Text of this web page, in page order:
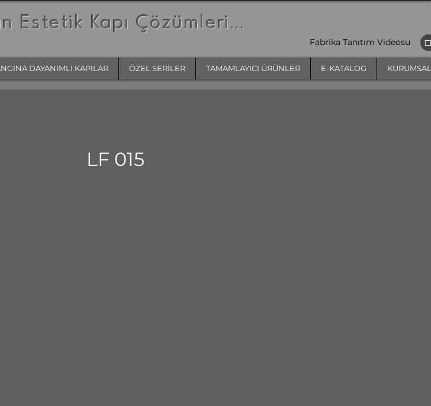
Estetik Kapı Çözümleri ...
Fabrika Tanıtım Videosu
DAYANIMLI KAPILAR ÖZEL SERİLER TAMAMLAYICI ÜRÜNLER E-KATALOG KURUMSAL
LF 015